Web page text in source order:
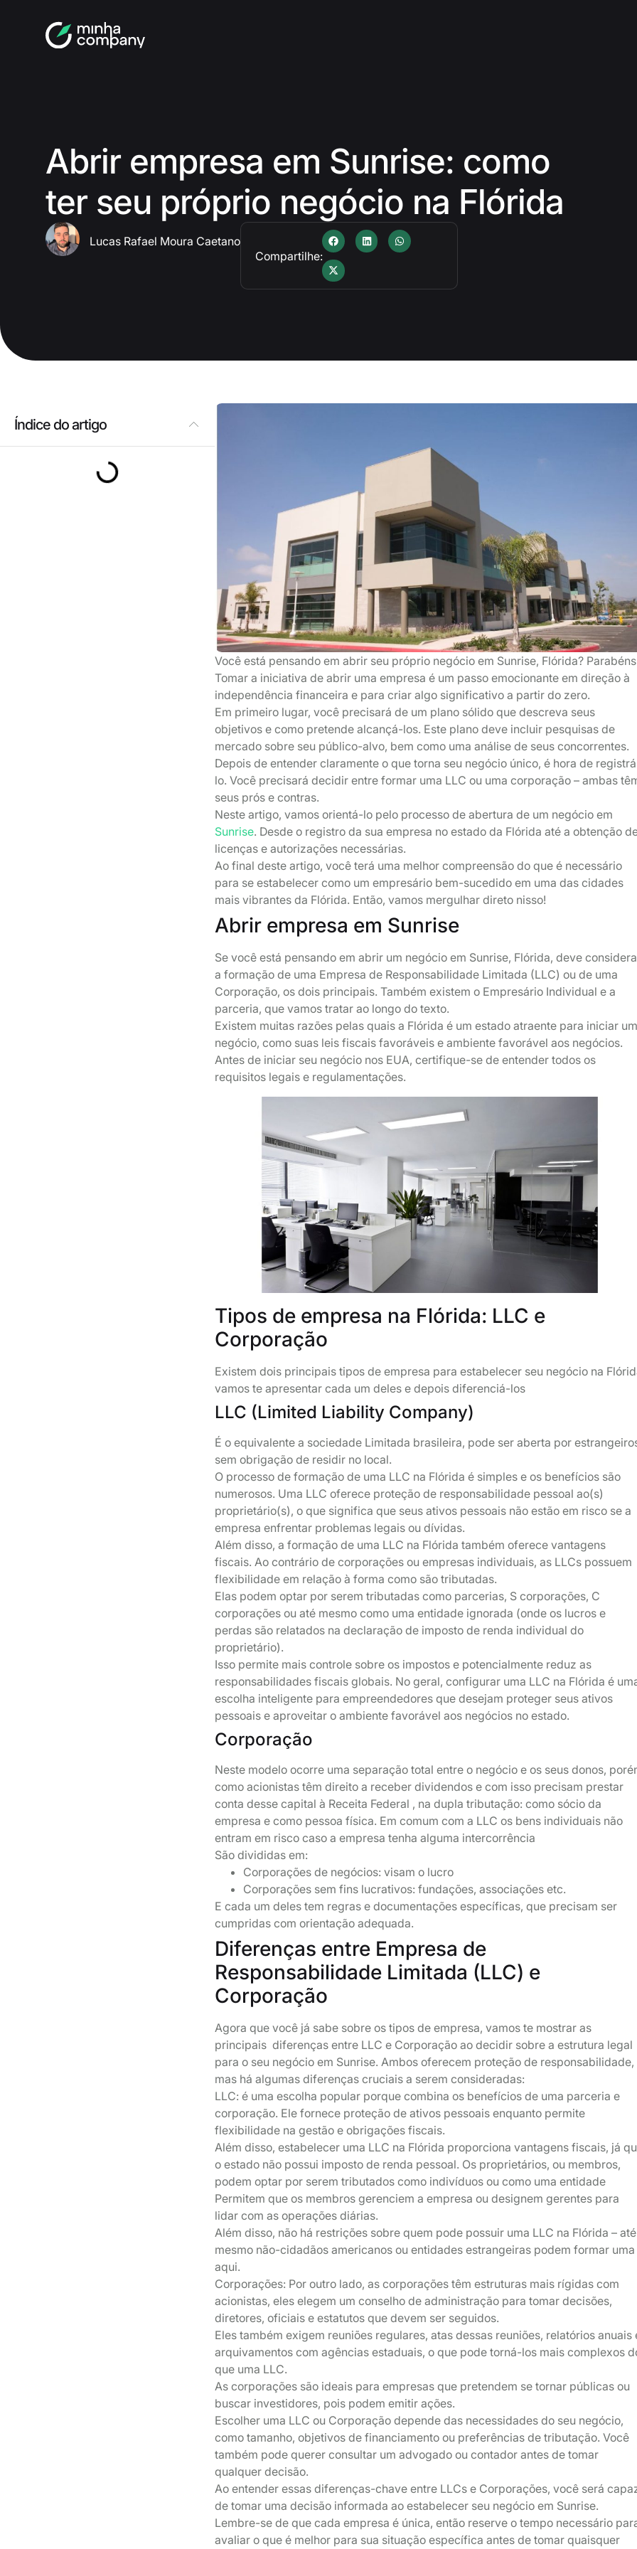
Abrir empresa em Sunrise: como
ter seu próprio negócio na Flórida
Lucas Rafael Moura Caetano
Compartilhe:
Índice do artigo
Você está pensando em abrir seu próprio negócio em Sunrise, Flórida?
Tomar a iniciativa de abrir uma empresa é um passo emocionante em direção à
independência financeira e para criar algo significativo a partir do zero.
Em primeiro lugar, você precisará de um plano sólido que descreva seus
objetivos e como pretende alcançá-los. Este plano deve incluir pesquisas de
mercado sobre seu público-alvo, bem como uma análise de seus concorrentes.
Depois de entender claramente o que torna seu negócio único, é hora de
lo. Você precisará decidir entre formar uma LLC ou uma corporação – ambas
seus prós e contras.
Neste artigo, vamos orientá-lo pelo processo de abertura de um negócio em
Sunrise. Desde o registro da sua empresa no estado da Flórida até a obtenção
licenças e autorizações necessárias.
Ao final deste artigo, você terá uma melhor compreensão do que é necessário
para se estabelecer como um empresário bem-sucedido em uma das cidades
mais vibrantes da Flórida. Então, vamos mergulhar direto nisso!
Abrir empresa em Sunrise
Se você está pensando em abrir um negócio em Sunrise, Flórida, deve
a formação de uma Empresa de Responsabilidade Limitada (LLC) ou de uma
Corporação, os dois principais. Também existem o Empresário Individual e a
parceria, que vamos tratar ao longo do texto.
Existem muitas razões pelas quais a Flórida é um estado atraente para iniciar
negócio, como suas leis fiscais favoráveis e ambiente favorável aos negócios.
Antes de iniciar seu negócio nos EUA, certifique-se de entender todos os
requisitos legais e regulamentações.
Tipos de empresa na Flórida: LLC e
Corporação
Existem dois principais tipos de empresa para estabelecer seu negócio na
vamos te apresentar cada um deles e depois diferenciá-los
LLC (Limited Liability Company)
É o equivalente a sociedade Limitada brasileira, pode ser aberta por
sem obrigação de residir no local.
O processo de formação de uma LLC na Flórida é simples e os benefícios são
numerosos. Uma LLC oferece proteção de responsabilidade pessoal ao(s)
proprietário(s), o que significa que seus ativos pessoais não estão em risco se a
empresa enfrentar problemas legais ou dívidas.
Além disso, a formação de uma LLC na Flórida também oferece vantagens
fiscais. Ao contrário de corporações ou empresas individuais, as LLCs possuem
flexibilidade em relação à forma como são tributadas.
Elas podem optar por serem tributadas como parcerias, S corporações, C
corporações ou até mesmo como uma entidade ignorada (onde os lucros e
perdas são relatados na declaração de imposto de renda individual do
proprietário).
Isso permite mais controle sobre os impostos e potencialmente reduz as
responsabilidades fiscais globais. No geral, configurar uma LLC na Flórida é
escolha inteligente para empreendedores que desejam proteger seus ativos
pessoais e aproveitar o ambiente favorável aos negócios no estado.
Corporação
Neste modelo ocorre uma separação total entre o negócio e os seus donos,
como acionistas têm direito a receber dividendos e com isso precisam prestar
conta desse capital à Receita Federal , na dupla tributação: como sócio da
empresa e como pessoa física. Em comum com a LLC os bens individuais não
entram em risco caso a empresa tenha alguma intercorrência
São divididas em:
Corporações de negócios: visam o lucro
Corporações sem fins lucrativos: fundações, associações etc.
E cada um deles tem regras e documentações específicas, que precisam ser
cumpridas com orientação adequada.
Diferenças entre Empresa de
Responsabilidade Limitada (LLC) e
Corporação
Agora que você já sabe sobre os tipos de empresa, vamos te mostrar as
principais diferenças entre LLC e Corporação ao decidir sobre a estrutura legal
para o seu negócio em Sunrise. Ambos oferecem proteção de responsabilidade,
mas há algumas diferenças cruciais a serem consideradas:
LLC: é uma escolha popular porque combina os benefícios de uma parceria e
corporação. Ele fornece proteção de ativos pessoais enquanto permite
flexibilidade na gestão e obrigações fiscais.
Além disso, estabelecer uma LLC na Flórida proporciona vantagens fiscais, já
o estado não possui imposto de renda pessoal. Os proprietários, ou membros,
podem optar por serem tributados como indivíduos ou como uma entidade
Permitem que os membros gerenciem a empresa ou designem gerentes para
lidar com as operações diárias.
Além disso, não há restrições sobre quem pode possuir uma LLC na Flórida – até
mesmo não-cidadãos americanos ou entidades estrangeiras podem formar uma
aqui.
Corporações: Por outro lado, as corporações têm estruturas mais rígidas com
acionistas, eles elegem um conselho de administração para tomar decisões,
diretores, oficiais e estatutos que devem ser seguidos.
Eles também exigem reuniões regulares, atas dessas reuniões, relatórios anuais
arquivamentos com agências estaduais, o que pode torná-los mais complexos
que uma LLC.
As corporações são ideais para empresas que pretendem se tornar públicas ou
buscar investidores, pois podem emitir ações.
Escolher uma LLC ou Corporação depende das necessidades do seu negócio,
como tamanho, objetivos de financiamento ou preferências de tributação. Você
também pode querer consultar um advogado ou contador antes de tomar
qualquer decisão.
Ao entender essas diferenças-chave entre LLCs e Corporações, você será
de tomar uma decisão informada ao estabelecer seu negócio em Sunrise.
Lembre-se de que cada empresa é única, então reserve o tempo necessário
avaliar o que é melhor para sua situação específica antes de tomar quaisquer